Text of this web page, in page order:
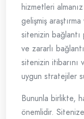
hizmetleri
gelişmiş
sitenizin
ve zararlı
sitenizin itibarını
uygun stratejiler
Bununla birlikte,
önemlidir.